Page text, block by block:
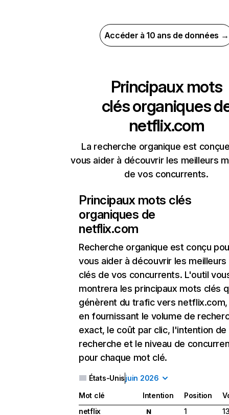
Accéder à 10 ans de données →
Principaux mots
clés organiques
netflix.com
La recherche organique est
vous aider à découvrir les meilleurs
de vos concurrents.
Principaux mots clés
organiques de
netflix.com
Recherche organique est conçu
vous aider à découvrir les
clés de vos concurrents. L'outil
montrera les principaux mots clés
génèrent du trafic vers
en fournissant le volume de
exact, le coût par clic, l'intention de
recherche et le niveau de
pour chaque mot clé.
États-Unisjuin 2026
Mot clé Intention Position
netflix
N 1